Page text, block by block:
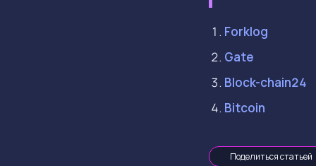
Forklog
Gate
Block-chain24
Bitcoin
Поделиться статьей